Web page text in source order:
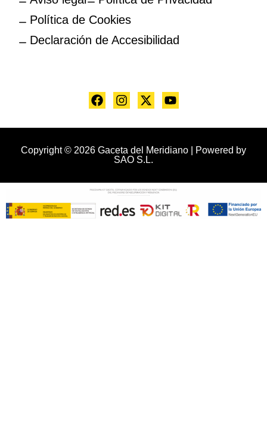
Política de Cookies
Declaración de Accesibilidad
Copyright © 2026 Gaceta del Meridiano | Powered by
SAO S.L.